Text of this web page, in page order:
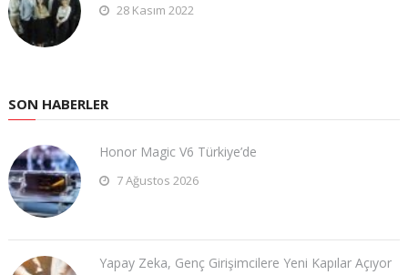
28 Kasım 2022
SON HABERLER
Honor Magic V6 Türkiye’de
7 Ağustos 2026
Yapay Zeka, Genç Girişimcilere Yeni Kapılar Açıyor